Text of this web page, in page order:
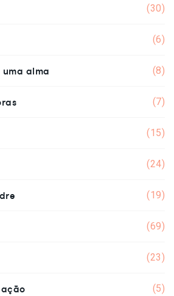
(30)
(6)
alma (8)
(7)
(15)
(24)
(19)
(69)
(23)
(5)